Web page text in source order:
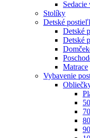
Stolíky
Detské
Detské
Detské
Matrace
Vybavenie